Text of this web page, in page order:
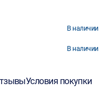
В наличии
В наличии
Условия покупки